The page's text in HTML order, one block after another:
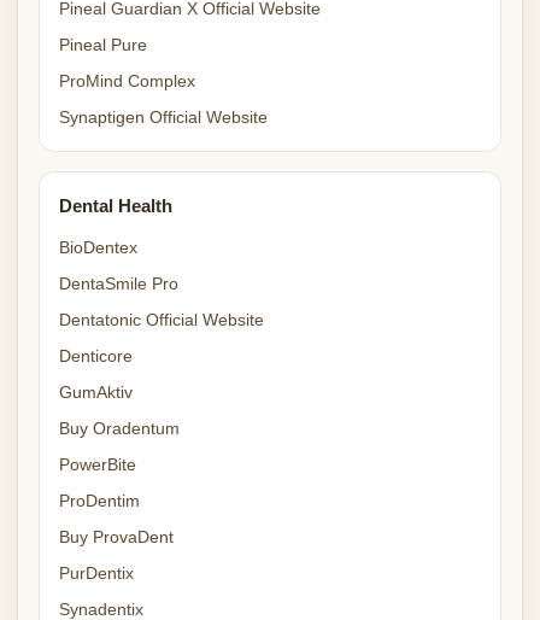
Pineal Guardian X Official Website
Pineal Pure
ProMind Complex
Synaptigen Official Website
Dental Health
BioDentex
DentaSmile Pro
Dentatonic Official Website
Denticore
GumAktiv
Buy Oradentum
PowerBite
ProDentim
Buy ProvaDent
PurDentix
Synadentix